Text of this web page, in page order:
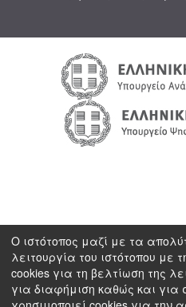
Ο ιστότοπος μαζί με τα
λειτουργία του ιστότοπου με
cookies για τη βελτίωση της
για διαφήμιση καθώς και για